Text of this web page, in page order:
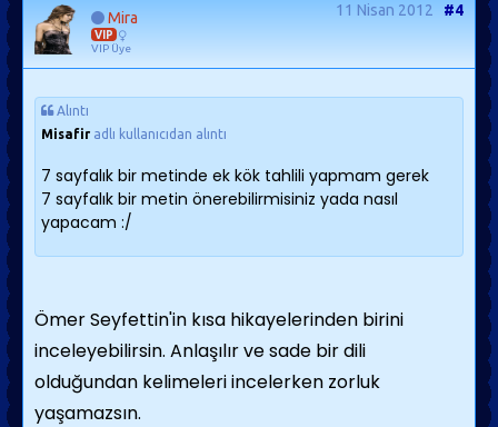
Mira
VIP
VIP Üye
11 Nisan 2012 #4
Alıntı
Misafir adlı kullanıcıdan alıntı
7 sayfalık bir metinde ek kök tahlili yapmam gerek
7 sayfalık bir metin önerebilirmisiniz yada nasıl
yapacam :/
Ömer Seyfettin'in kısa hikayelerinden birini
inceleyebilirsin. Anlaşılır ve sade bir dili
olduğundan kelimeleri incelerken zorluk
yaşamazsın.